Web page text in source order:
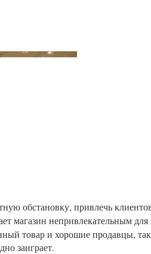
обстановку, привлечь
магазин непривлекательным
товар и хорошие продавцы,
заиграет.